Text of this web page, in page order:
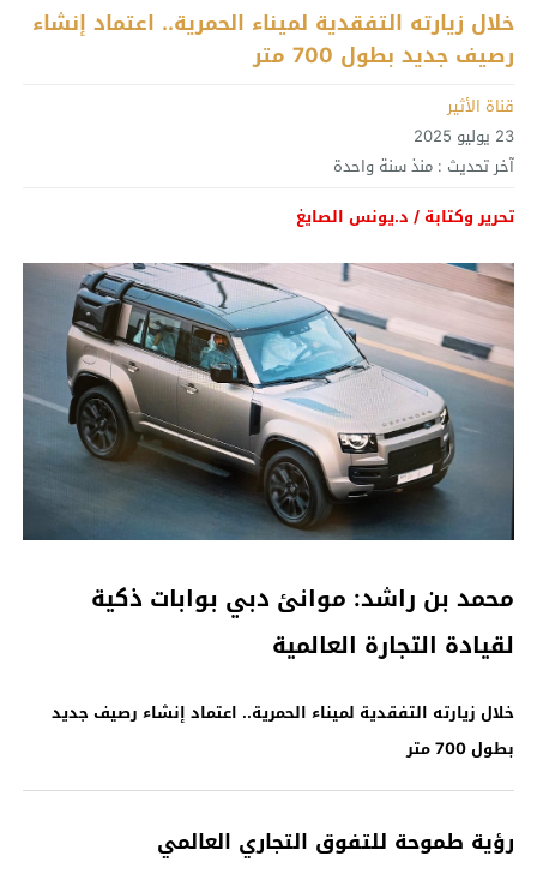
خلال زيارته التفقدية لميناء الحمرية.. اعتماد إنشاء
رصيف جديد بطول 700 متر
قناة الأثير
23 يوليو 2025
آخر تحديث : منذ سنة واحدة
تحرير وكتابة / د.يونس الصايغ
محمد بن راشد: موانئ دبي بوابات ذكية
لقيادة التجارة العالمية
خلال زيارته التفقدية لميناء الحمرية.. اعتماد إنشاء رصيف جديد
بطول 700 متر
رؤية طموحة للتفوق التجاري العالمي